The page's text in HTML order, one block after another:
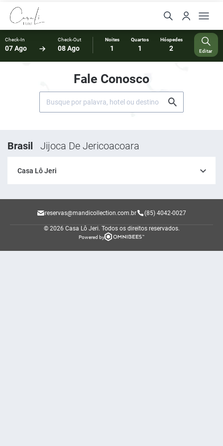
Check-In
07 Ago
Check-Out
08 Ago
Noites
1
Quartos
1
Hóspedes
2 Editar
Fale Conosco
Brasil Jijoca De Jericoacoara
Casa Lô Jeri
reservas@mandicollection.com.br (85) 4042-0027
© 2026 Casa Lô Jeri. Todos os direitos reservados.
Powered by